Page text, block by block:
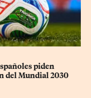
piden
del Mundial 2030